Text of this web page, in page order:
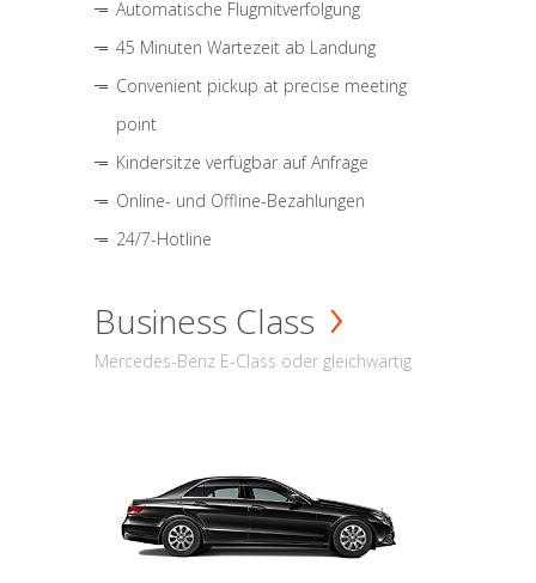
Automatische Flugmitverfolgung
45 Minuten Wartezeit ab Landung
Convenient pickup at precise meeting
point
Kindersitze verfügbar auf Anfrage
Online- und Offline-Bezahlungen
24/7-Hotline
Business Class
Mercedes-Benz E-Class oder gleichwärtig